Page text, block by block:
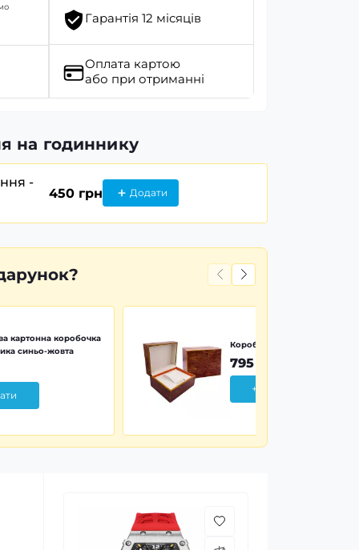
Гарантія 12 місяців
Оплата картою
або при отриманні
на годиннику
-
450 грн Додати
картонна коробочка
синьо-жовта
Коробочка дерево Wood
795 грн
+ Додати